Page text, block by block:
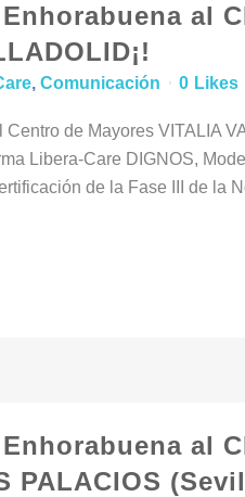
Enhorabuena al
, Comunicación 0 Likes
de Mayores VITALIA
Libera-Care DIGNOS,
de la Fase III de la
Enhorabuena al
PALACIOS